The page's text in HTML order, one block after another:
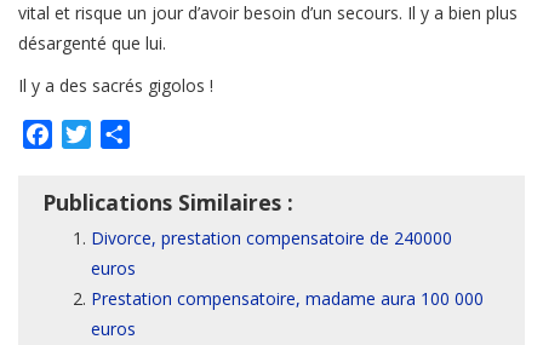
vital et risque un jour d’avoir besoin d’un secours. Il y a bien plus
désargenté que lui.
Il y a des sacrés gigolos !
FacebookTwitter
Publications Similaires :
Divorce, prestation compensatoire de 240000
euros
Prestation compensatoire, madame aura 100 000
euros